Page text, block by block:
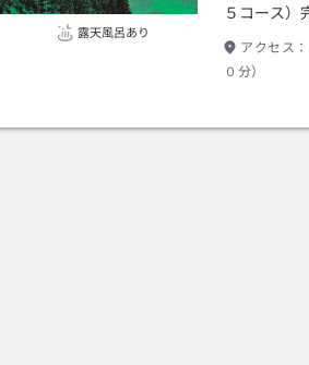
露天風呂あり
５コース）
アクセス：
０分）